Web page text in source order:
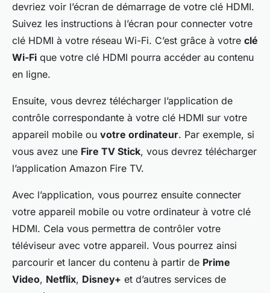
devriez voir l’écran de démarrage de votre clé HDMI.
Suivez les instructions à l’écran pour connecter votre
clé HDMI à votre réseau Wi-Fi. C’est grâce à votre clé
Wi-Fi que votre clé HDMI pourra accéder au contenu
en ligne.
Ensuite, vous devrez télécharger l’application de
contrôle correspondante à votre clé HDMI sur votre
appareil mobile ou votre ordinateur. Par exemple, si
vous avez une Fire TV Stick, vous devrez télécharger
l’application Amazon Fire TV.
Avec l’application, vous pourrez ensuite connecter
votre appareil mobile ou votre ordinateur à votre clé
HDMI. Cela vous permettra de contrôler votre
téléviseur avec votre appareil. Vous pourrez ainsi
parcourir et lancer du contenu à partir de Prime
Video, Netflix, Disney+ et d’autres services de